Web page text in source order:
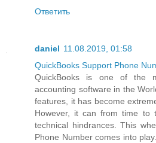
Ответить
daniel 11.08.2019, 01:58
QuickBooks Support Phone
QuickBooks is one of the
accounting software in the
features, it has become
However, it can from time to
technical hindrances. This
Phone Number comes into